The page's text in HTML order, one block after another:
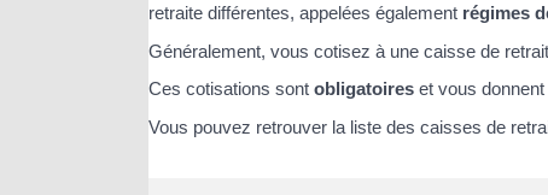
retraite différentes, appelées également régimes
Généralement, vous cotisez à une caisse de
Ces cotisations sont obligatoireset vous donnent
Vous pouvez retrouver la liste des caisses de